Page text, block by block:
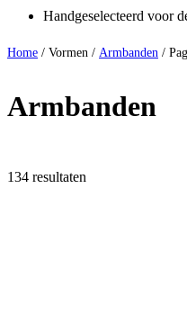
Handgeselecteerd voor
Home / Vormen / Armbanden /
Armbanden
134 resultaten